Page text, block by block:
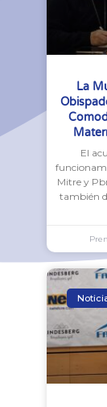
La
El
Mitre y
también